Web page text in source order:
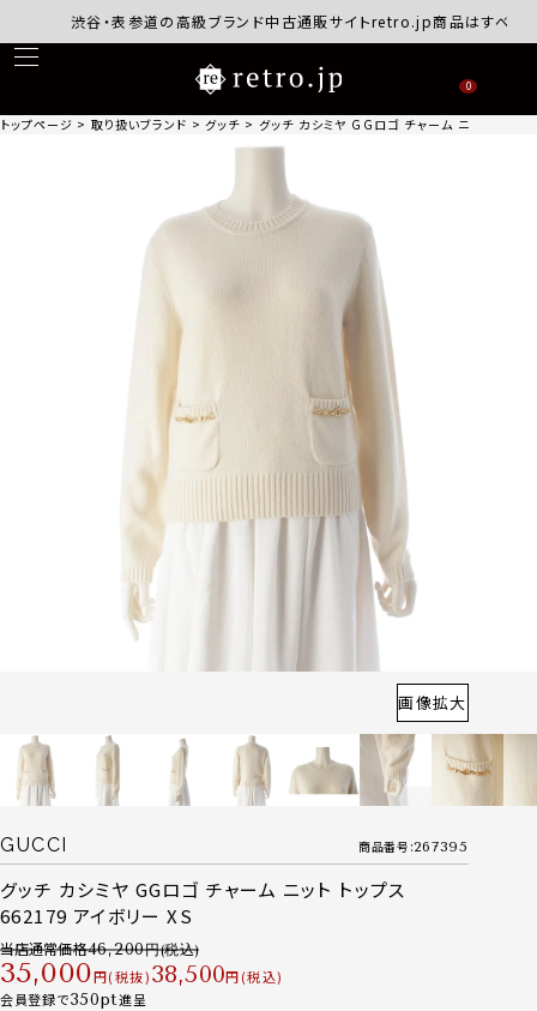
渋谷・表参道の高級ブランド中古通販サイトretro.jp商品はすべて正規
0
トップページ 取り扱いブランド グッチ グッチ カシミヤ GGロゴ チャーム ニット トッ
画像拡大
GUCCI 商品番号 267395
グッチ カシミヤ GGロゴ チャーム ニット トップス
662179 アイボリー XS
当店通常価格46,200
35,000 税抜 38,500
税込
会員登録で350 進呈